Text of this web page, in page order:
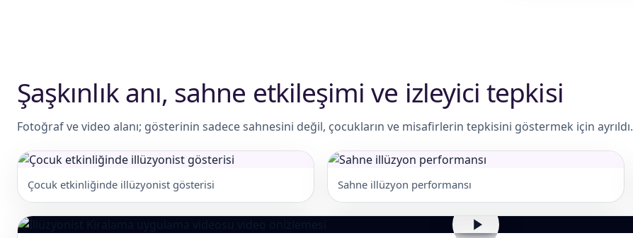
Şaşkınlık anı, sahne etkileşimi ve izleyici tepkisi
Fotoğraf ve video alanı; gösterinin sadece sahnesini değil, çocukların ve misafirlerin tepkisini göstermek için ayrıldı.
Çocuk etkinliğinde illüzyonist gösterisi Sahne illüzyon performansı